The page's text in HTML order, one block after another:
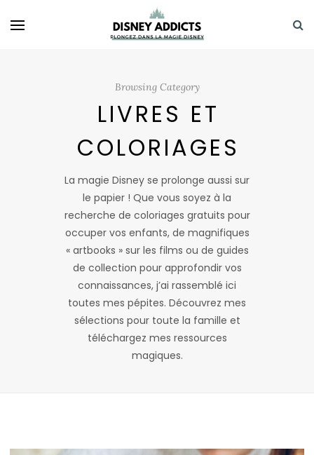
Browsing Category
LIVRES ET
COLORIAGES
La magie Disney se prolonge aussi sur
le papier ! Que vous soyez à la
recherche de coloriages gratuits pour
occuper vos enfants, de magnifiques
« artbooks » sur les films ou de guides
de collection pour approfondir vos
connaissances, j’ai rassemblé ici
toutes mes pépites. Découvrez mes
sélections pour toute la famille et
téléchargez mes ressources
magiques.